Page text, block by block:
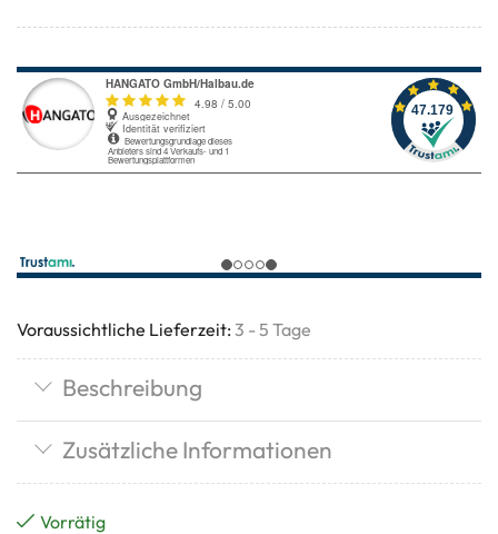
Voraussichtliche Lieferzeit: 3 - 5 Tage
Beschreibung
Zusätzliche Informationen
Vorrätig